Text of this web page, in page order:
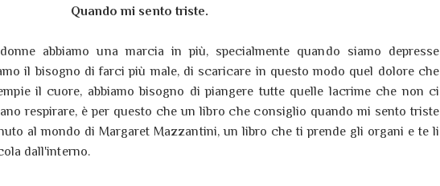
Quando mi sento triste.
abbiamo una marcia in più, specialmente quando siamo depresse
il bisogno di farci più male, di scaricare in questo modo quel dolore che
il cuore, abbiamo bisogno di piangere tutte quelle lacrime che non ci
respirare, è per questo che un libro che consiglio quando mi sento triste
al mondo di Margaret Mazzantini, un libro che ti prende gli organi e te li
dall'interno.